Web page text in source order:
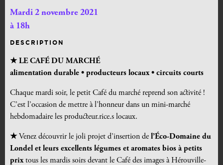
Mardi 2 novembre 2021
à 18h
DESCRIPTION
★ LE CAFÉ DU MARCHÉ
alimentation durable • producteurs locaux • circuits courts
Chaque mardi soir, le petit Café du marché reprend son activité !
C’est l’occasion de mettre à l’honneur dans un mini-marché
hebdomadaire les producteur.rice.s locaux.
★ Venez découvrir le joli projet d’insertion de l’Éco-Domaine du
Londel et leurs excellents légumes et aromates bios à petits
prix tous les mardis soirs devant le Café des images à Hérouville-